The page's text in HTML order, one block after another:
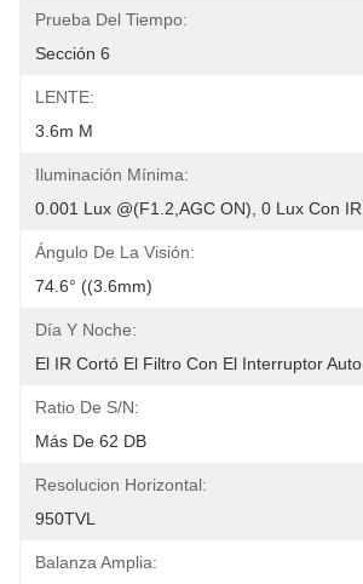
Prueba Del Tiempo:
Sección 6
LENTE:
3.6m M
Iluminación Mínima:
0.001 Lux @(F1.2,AGC ON), 0 Lux Con IR
Ángulo De La Visión:
74.6° ((3.6mm)
Día Y Noche:
El IR Cortó El Filtro Con El Interruptor Auto
Ratio De S/N:
Más De 62 DB
Resolucion Horizontal:
950TVL
Balanza Amplia: